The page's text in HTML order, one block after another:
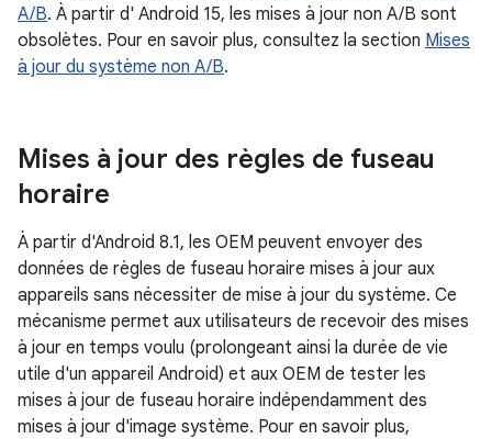
A/B. À partir d' Android 15, les mises à jour non A/B sont
obsolètes. Pour en savoir plus, consultez la section Mises
à jour du système non A/B.
Mises à jour des règles de fuseau
horaire
À partir d'Android 8.1, les OEM peuvent envoyer des
données de règles de fuseau horaire mises à jour aux
appareils sans nécessiter de mise à jour du système. Ce
mécanisme permet aux utilisateurs de recevoir des mises
à jour en temps voulu (prolongeant ainsi la durée de vie
utile d'un appareil Android) et aux OEM de tester les
mises à jour de fuseau horaire indépendamment des
mises à jour d'image système. Pour en savoir plus,